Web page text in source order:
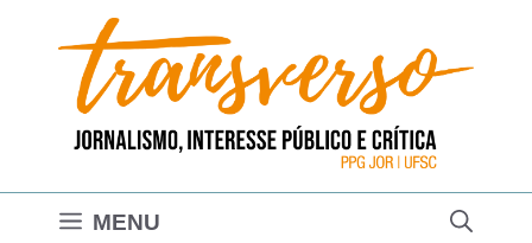
conteúdo
MENU